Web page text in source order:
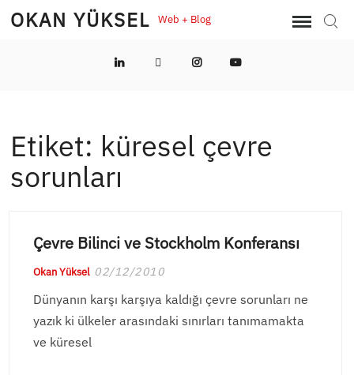
SkipOKAN YÜKSEL Web + Blog
LinkedInTwitterInstagramYouTube
Etiket: küresel çevre
sorunları
Çevre Bilinci ve Stockholm Konferansı
Okan Yüksel 02/12/2010
Dünyanın karşı karşıya kaldığı çevre sorunları ne
yazık ki ülkeler arasındaki sınırları tanımamakta
ve küresel